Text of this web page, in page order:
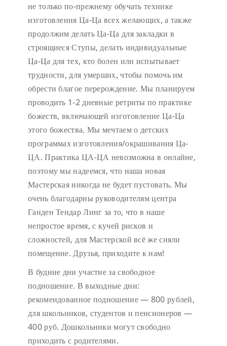
не только по-прежнему обучать технике
изготовления Ца-Ца всех желающих, а также
продолжим делать Ца-Ца для закладки в
строящиеся Ступы, делать индивидуальные
Ца-Ца для тех, кто болен или испытывает
трудности, для умерших, чтобы помочь им
обрести благое перерождение. Мы планируем
проводить 1-2 дневные ретриты по практике
божеств, включающей изготовление Ца-Ца
этого божества. Мы мечтаем о детских
программах изготовления/окрашивания Ца-
ЦА. Практика ЦА-ЦА невозможна в онлайне,
поэтому мы надеемся, что наша новая
Мастерская никогда не будет пустовать. Мы
очень благодарны руководителям центра
Ганден Тендар Линг за то, что в наше
непростое время, с кучей рисков и
сложностей, для Мастерской всё же сняли
помещение. Друзья, приходите к нам!
В будние дни участие за свободное
подношение. В выходные дни:
рекомендованное подношение — 800 рублей,
для школьников, студентов и пенсионеров —
400 руб. Дошкольники могут свободно
приходить с родителями.